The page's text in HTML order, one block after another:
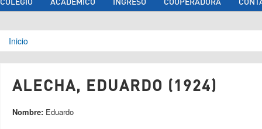
Se encuentra usted aquí
Inicio
ALECHA, EDUARDO (1924)
Nombre: Eduardo